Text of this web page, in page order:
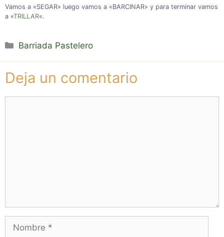
Vamos a «SEGAR» luego vamos a «BARCINAR» y para terminar vamos
a «TRILLAR«.
Categorías
Barriada Pastelero
Deja un comentario